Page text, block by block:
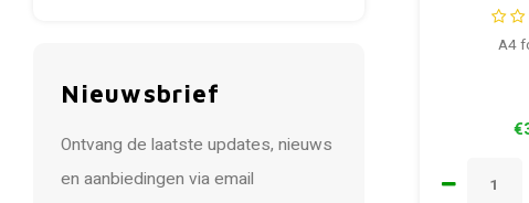
Nieuwsbrief
Ontvang de laatste updates, nieuws
en aanbiedingen via email
A4